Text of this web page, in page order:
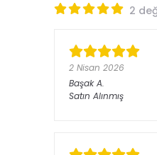
2
2 Nisan 2026
Başak A.
Satın Alınmış